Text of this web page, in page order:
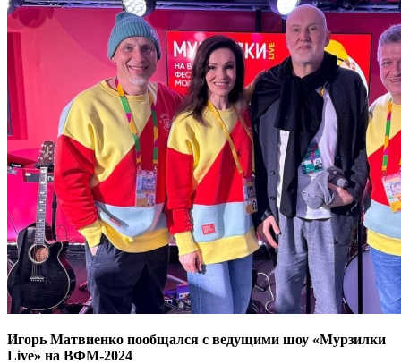
Игорь Матвиенко пообщался с ведущими шоу «Мурзилки
Live» на ВФМ-2024